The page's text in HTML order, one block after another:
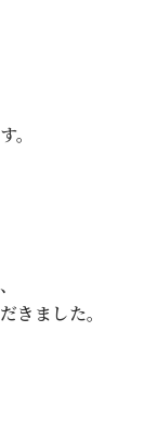
。
きました。